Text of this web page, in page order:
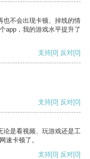
也不会出现卡顿、掉线的情
app，我的游戏水平提升了
支持[0] 反对[0]
支持[0] 反对[0]
论是看视频、玩游戏还是工
速卡顿了。
支持[0] 反对[0]